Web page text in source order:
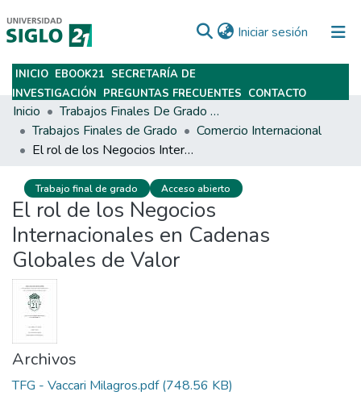
Iniciar sesión (current)
Subir
INICIO EBOOK21 SECRETARÍA DE
INVESTIGACIÓN PREGUNTAS FRECUENTES CONTACTO
Inicio
Trabajos Finales De Grado Y Posgrado
Trabajos Finales de Grado
Comercio Internacional
El rol de los Negocios Internacionales en Cadenas Globales de Valor
Trabajo final de grado Acceso abierto
El rol de los Negocios
Internacionales en Cadenas
Globales de Valor
Archivos
TFG - Vaccari Milagros.pdf(748.56 KB)